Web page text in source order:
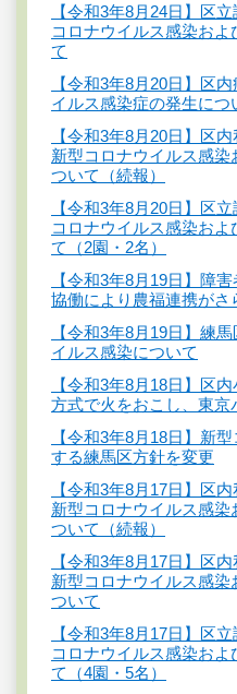
【令和3年8月24日】区
コロナウイルス感染お
て
【令和3年8月20日】区
イルス感染症の発生につ
【令和3年8月20日】区
新型コロナウイルス感
ついて（続報）
【令和3年8月20日】区
コロナウイルス感染お
て（2園・2名）
【令和3年8月19日】障
協働により農福連携がさ
【令和3年8月19日】練
イルス感染について
【令和3年8月18日】区
方式で火をおこし、東京
【令和3年8月18日】新
する練馬区方針を変更
【令和3年8月17日】区
新型コロナウイルス感
ついて（続報）
【令和3年8月17日】区
新型コロナウイルス感
ついて
【令和3年8月17日】区
コロナウイルス感染お
て（4園・5名）